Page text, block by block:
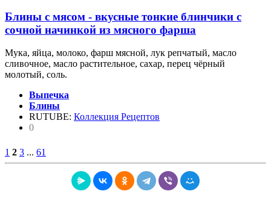
Блины с мясом - вкусные тонкие блинчики с
сочной начинкой из мясного фарша
Мука, яйца, молоко, фарш мясной, лук репчатый, масло
сливочное, масло растительное, сахар, перец чёрный
молотый, соль.
Выпечка
Блины
RUTUBE: Коллекция Рецептов
0
1 2 3 ... 61